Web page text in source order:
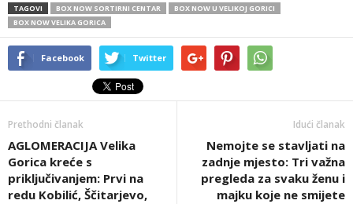
TAGOVI BOX NOW SORTIRNI CENTAR
BOX NOW U VELIKOJ GORICI
BOX NOW VELIKA GORICA
Facebook Twitter
Prethodni članak
AGLOMERACIJA Velika
Gorica kreće s
priključivanjem: Prvi na
redu Kobilić, Ščitarjevo,
Idući članak
Nemojte se stavljati na
zadnje mjesto: Tri važna
pregleda za svaku ženu i
majku koje ne smijete